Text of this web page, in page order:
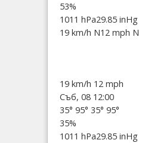
53%
1011 hPa29.85 inHg
19 km/h N12 mph N
19 km/h 12 mph
Съб, 08 12:00
35° 95° 35° 95°
35%
1011 hPa29.85 inHg